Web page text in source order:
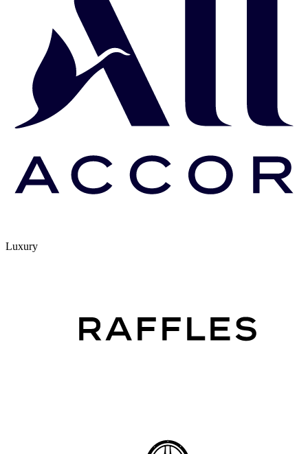
Luxury